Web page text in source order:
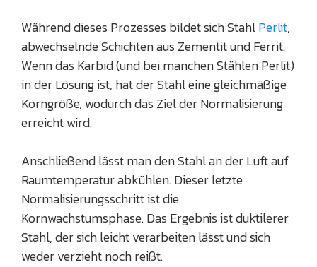
Während dieses Prozesses bildet sich StahlPerlit,
abwechselnde Schichten aus Zementit und Ferrit.
Wenn das Karbid (und bei manchen Stählen Perlit)
in der Lösung ist, hat der Stahl eine gleichmäßige
Korngröße, wodurch das Ziel der Normalisierung
erreicht wird.
Anschließend lässt man den Stahl an der Luft auf
Raumtemperatur abkühlen. Dieser letzte
Normalisierungsschritt ist die
Kornwachstumsphase. Das Ergebnis ist duktilerer
Stahl, der sich leicht verarbeiten lässt und sich
weder verzieht noch reißt.